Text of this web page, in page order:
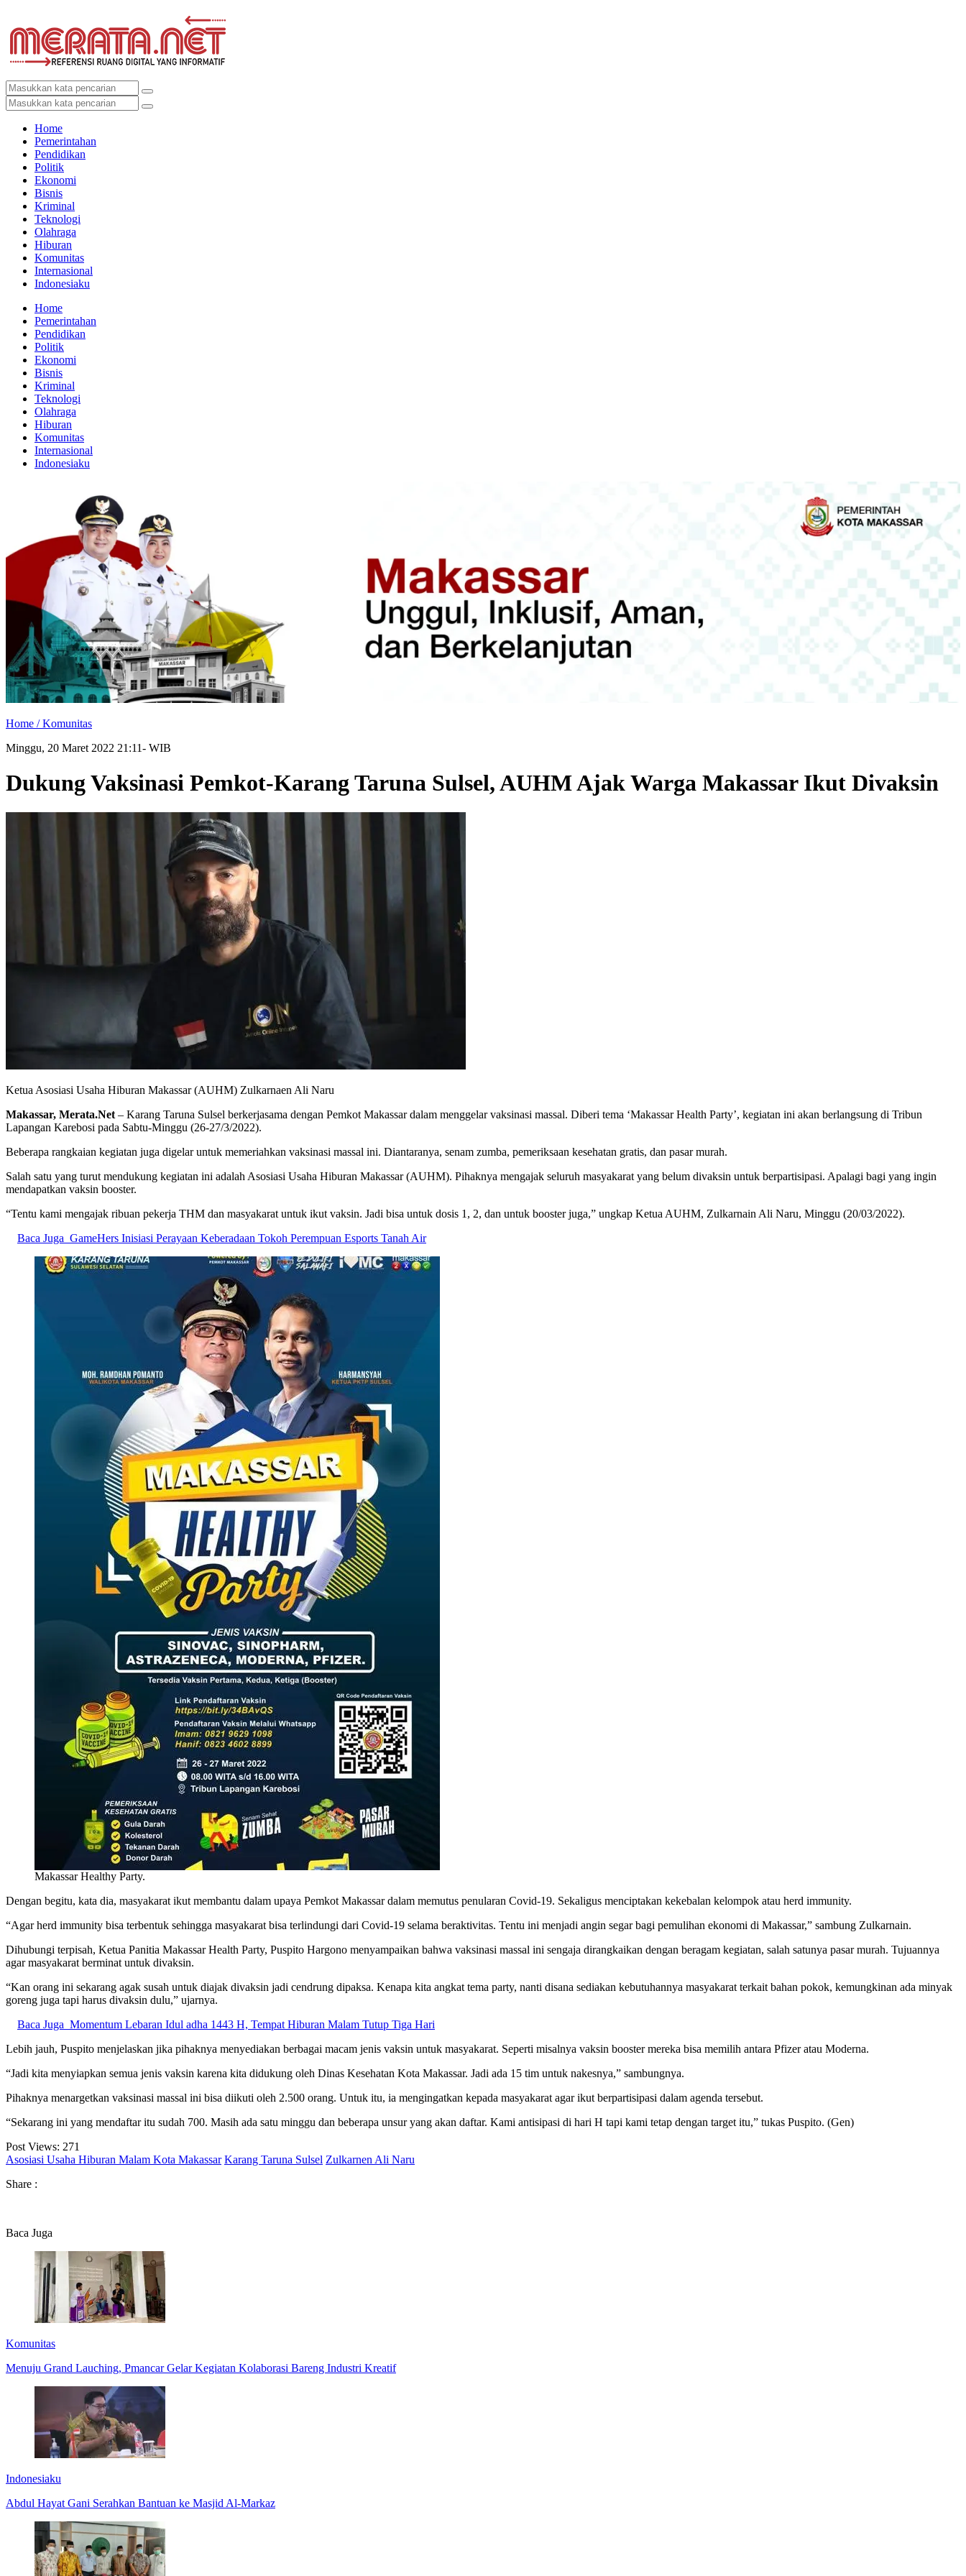
Home
Pemerintahan
Pendidikan
Politik
Ekonomi
Bisnis
Kriminal
Teknologi
Olahraga
Hiburan
Komunitas
Internasional
Indonesiaku
Home
Pemerintahan
Pendidikan
Politik
Ekonomi
Bisnis
Kriminal
Teknologi
Olahraga
Hiburan
Komunitas
Internasional
Indonesiaku
Home /Komunitas
Minggu, 20 Maret 2022 21:11- WIB
Dukung Vaksinasi Pemkot-Karang Taruna Sulsel, AUHM Ajak Warga Makassar Ikut Divaksin
Ketua Asosiasi Usaha Hiburan Makassar (AUHM) Zulkarnaen Ali Naru
Makassar, Merata.Net – Karang Taruna Sulsel berkerjasama dengan Pemkot Makassar dalam menggelar vaksinasi massal. Diberi tema ‘Makassar Health Party’, kegiatan ini akan berlangsung di Tribun
Lapangan Karebosi pada Sabtu-Minggu (26-27/3/2022).
Beberapa rangkaian kegiatan juga digelar untuk memeriahkan vaksinasi massal ini. Diantaranya, senam zumba, pemeriksaan kesehatan gratis, dan pasar murah.
Salah satu yang turut mendukung kegiatan ini adalah Asosiasi Usaha Hiburan Makassar (AUHM). Pihaknya mengajak seluruh masyakarat yang belum divaksin untuk berpartisipasi. Apalagi bagi yang ingin
mendapatkan vaksin booster.
“Tentu kami mengajak ribuan pekerja THM dan masyakarat untuk ikut vaksin. Jadi bisa untuk dosis 1, 2, dan untuk booster juga,” ungkap Ketua AUHM, Zulkarnain Ali Naru, Minggu (20/03/2022).
Baca Juga GameHers Inisiasi Perayaan Keberadaan Tokoh Perempuan Esports Tanah Air
Makassar Healthy Party.
Dengan begitu, kata dia, masyakarat ikut membantu dalam upaya Pemkot Makassar dalam memutus penularan Covid-19. Sekaligus menciptakan kekebalan kelompok atau herd immunity.
“Agar herd immunity bisa terbentuk sehingga masyakarat bisa terlindungi dari Covid-19 selama beraktivitas. Tentu ini menjadi angin segar bagi pemulihan ekonomi di Makassar,” sambung Zulkarnain.
Dihubungi terpisah, Ketua Panitia Makassar Health Party, Puspito Hargono menyampaikan bahwa vaksinasi massal ini sengaja dirangkaikan dengan beragam kegiatan, salah satunya pasar murah. Tujuannya
agar masyakarat berminat untuk divaksin.
“Kan orang ini sekarang agak susah untuk diajak divaksin jadi cendrung dipaksa. Kenapa kita angkat tema party, nanti disana sediakan kebutuhannya masyakarat terkait bahan pokok, kemungkinan ada minyak
goreng juga tapi harus divaksin dulu,” ujarnya.
Baca Juga Momentum Lebaran Idul adha 1443 H, Tempat Hiburan Malam Tutup Tiga Hari
Lebih jauh, Puspito menjelaskan jika pihaknya menyediakan berbagai macam jenis vaksin untuk masyakarat. Seperti misalnya vaksin booster mereka bisa memilih antara Pfizer atau Moderna.
“Jadi kita menyiapkan semua jenis vaksin karena kita didukung oleh Dinas Kesehatan Kota Makassar. Jadi ada 15 tim untuk nakesnya,” sambungnya.
Pihaknya menargetkan vaksinasi massal ini bisa diikuti oleh 2.500 orang. Untuk itu, ia mengingatkan kepada masyakarat agar ikut berpartisipasi dalam agenda tersebut.
“Sekarang ini yang mendaftar itu sudah 700. Masih ada satu minggu dan beberapa unsur yang akan daftar. Kami antisipasi di hari H tapi kami tetap dengan target itu,” tukas Puspito. (Gen)
Post Views: 271
Asosiasi Usaha Hiburan Malam Kota Makassar Karang Taruna Sulsel Zulkarnen Ali Naru
Share :
Baca Juga
Komunitas
Menuju Grand Lauching, Pmancar Gelar Kegiatan Kolaborasi Bareng Industri Kreatif
Indonesiaku
Abdul Hayat Gani Serahkan Bantuan ke Masjid Al-Markaz